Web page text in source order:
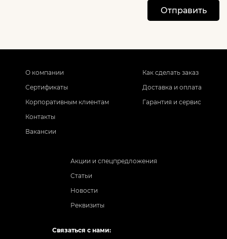
Отправить
О компании
Сертификаты
Корпоративным клиентам
Контакты
Вакансии
Как сделать заказ
Доставка и оплата
Гарантия и сервис
Акции и спецпредложения
Статьи
Новости
Реквизиты
Связаться с нами: